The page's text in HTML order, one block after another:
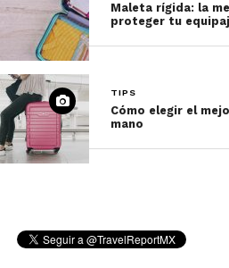
Maleta rígida: la
proteger tu
TIPS
Cómo elegir el
mano